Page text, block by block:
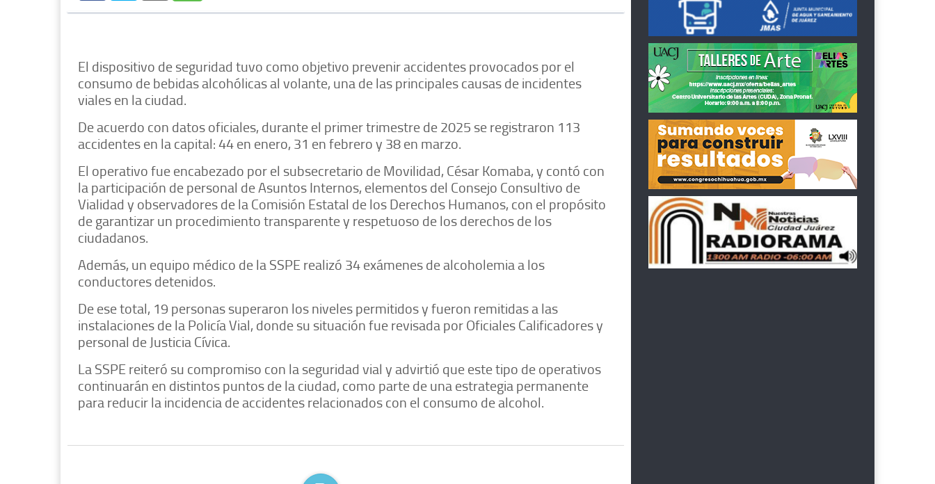
El dispositivo de seguridad tuvo como objetivo prevenir accidentes provocados por el
consumo de bebidas alcohólicas al volante, una de las principales causas de incidentes
viales en la ciudad.
De acuerdo con datos oficiales, durante el primer trimestre de 2025 se registraron 113
accidentes en la capital: 44 en enero, 31 en febrero y 38 en marzo.
El operativo fue encabezado por el subsecretario de Movilidad, César Komaba, y contó con
la participación de personal de Asuntos Internos, elementos del Consejo Consultivo de
Vialidad y observadores de la Comisión Estatal de los Derechos Humanos, con el propósito
de garantizar un procedimiento transparente y respetuoso de los derechos de los
ciudadanos.
Además, un equipo médico de la SSPE realizó 34 exámenes de alcoholemia a los
conductores detenidos.
De ese total, 19 personas superaron los niveles permitidos y fueron remitidas a las
instalaciones de la Policía Vial, donde su situación fue revisada por Oficiales Calificadores y
personal de Justicia Cívica.
La SSPE reiteró su compromiso con la seguridad vial y advirtió que este tipo de operativos
continuarán en distintos puntos de la ciudad, como parte de una estrategia permanente
para reducir la incidencia de accidentes relacionados con el consumo de alcohol.